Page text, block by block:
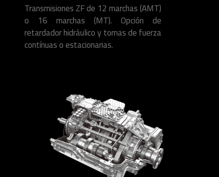
TransmisionesZFde 12 marchas (AMT)
o 16 marchas (MT). Opción de
retardador hidráulico y tomas de fuerza
contínuas o estacionarias.